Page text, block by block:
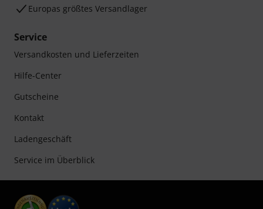
Europas größtes Versandlager
Service
Versandkosten und Lieferzeiten
Hilfe-Center
Gutscheine
Kontakt
Ladengeschäft
Service im Überblick